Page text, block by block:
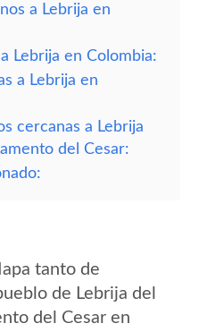
a Lebrija en
Lebrija en Colombia:
a Lebrija en
cercanas a Lebrija
del Cesar:
tanto de
de Lebrija del
del Cesar en